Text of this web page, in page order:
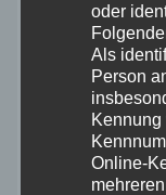
Westerwald
oder
Als
Person
Kennung
Online-